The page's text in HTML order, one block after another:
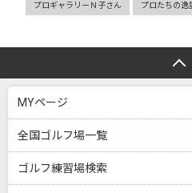
プロギャラリーＮ子さん プロたちの逸
MYページ
全国ゴルフ場一覧
ゴルフ練習場検索